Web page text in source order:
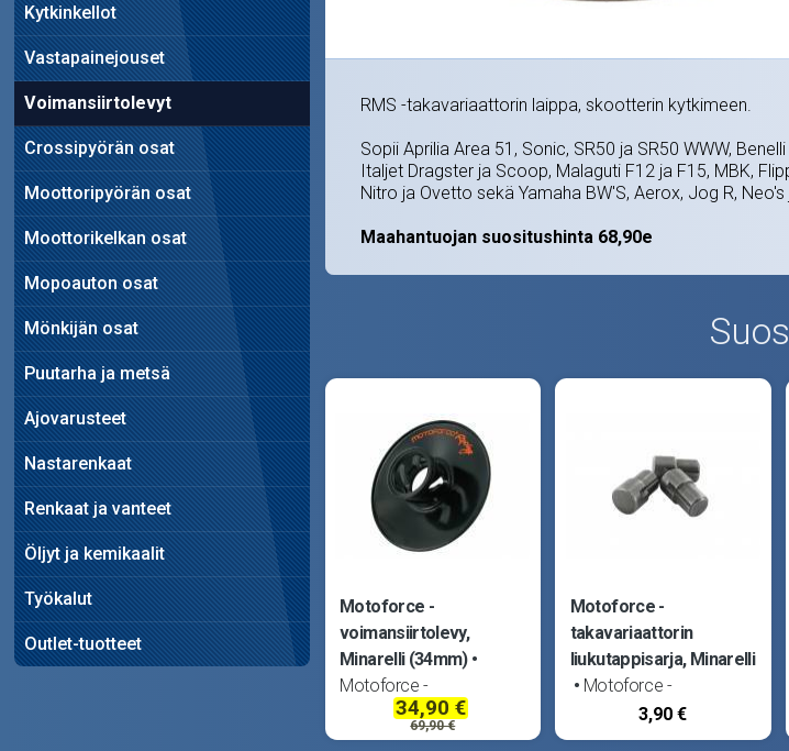
Kytkinkellot
Vastapainejouset
Voimansiirtolevyt
Crossipyörän osat
Moottoripyörän osat
Moottorikelkan osat
Mopoauton osat
Mönkijän osat
Puutarha ja metsä
Ajovarusteet
Nastarenkaat
Renkaat ja vanteet
Öljyt ja kemikaalit
Työkalut
Outlet-tuotteet
RMS -takavariaattorin laippa, skootterin kytkimeen.
Sopii Aprilia Area 51, Sonic, SR50 ja SR50 WWW,
Italjet Dragster ja Scoop, Malaguti F12 ja F15, MBK,
Nitro ja Ovetto sekä Yamaha BW'S, Aerox, Jog R, Neo's
Maahantuojan suositushinta 68,90e
Motoforce -
voimansiirtolevy,
Minarelli (34mm)
Motoforce -
voimansiirtolevy
voimansiirtolevy 105mm
34,90 €
69,90 €
Motoforce -
takavariaattorin
liukutappisarja, Minarelli
Motoforce -
takavariaattorin laipan
liukutappisarja. Pituus
3,90 €